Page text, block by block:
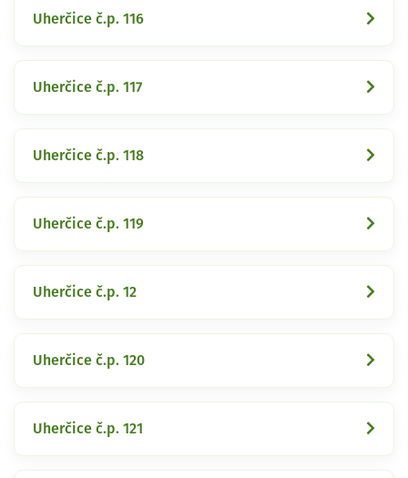
Uherčice č.p. 116
Uherčice č.p. 117
Uherčice č.p. 118
Uherčice č.p. 119
Uherčice č.p. 12
Uherčice č.p. 120
Uherčice č.p. 121